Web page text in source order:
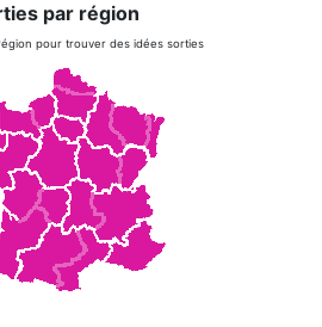
par région
pour trouver des idées sorties